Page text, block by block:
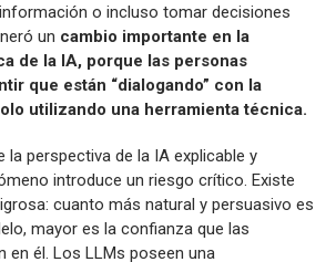
o incluso tomar decisiones
un cambio importante en la
de la IA, porque las personas
que están “dialogando” con la
utilizando una herramienta técnica.
la perspectiva de la IA explicable y
introduce un riesgo crítico. Existe
cuanto más natural y persuasivo es
mayor es la confianza que las
en él. Los LLMs poseen una